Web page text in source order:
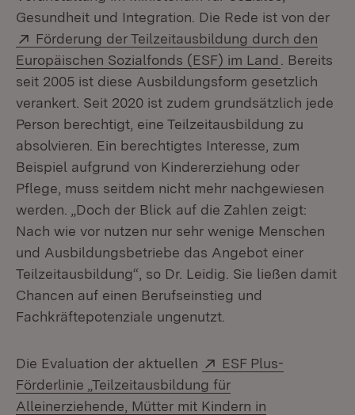
Gesundheit und Integration. Die Rede ist von der
Extern:
Förderung der Teilzeitausbildung durch den
Europäischen Sozialfonds (ESF) im Land (Öffnet in
. Bereits
seit 2005 ist diese Ausbildungsform gesetzlich
verankert. Seit 2020 ist zudem grundsätzlich jede
Person berechtigt, eine Teilzeitausbildung zu
absolvieren. Ein berechtigtes Interesse, zum
Beispiel aufgrund von Kindererziehung oder
Pflege, muss seitdem nicht mehr nachgewiesen
werden. „Doch der Blick auf die Zahlen zeigt:
Nach wie vor nutzen nur sehr wenige Menschen
und Ausbildungsbetriebe das Angebot einer
Teilzeitausbildung“, so Dr. Leidig. Sie ließen damit
Chancen auf einen Berufseinstieg und
Fachkräftepotenziale ungenutzt.
Die Evaluation der aktuellen Extern:
ESF Plus-
Förderlinie „Teilzeitausbildung für
Alleinerziehende, Mütter mit Kindern in